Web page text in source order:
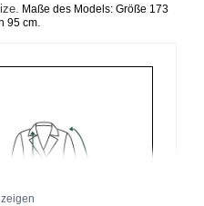
Maße des Models: Größe 173
95 cm